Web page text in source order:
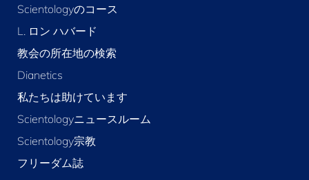
Scientologyのコース
L. ロン ハバード
教会の所在地の検索
Dianetics
私たちは助けています
Scientologyニュースルーム
Scientology宗教
フリーダム誌